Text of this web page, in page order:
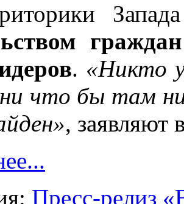
. «Никто
что бы там
, заявляют
Пресс-релиз